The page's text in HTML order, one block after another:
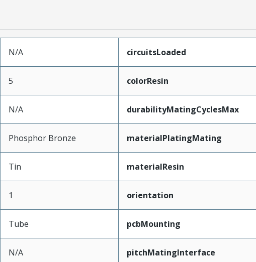
N/A circuitsLoaded
5 colorResin
N/A durabilityMatingCyclesMax
Phosphor Bronze materialPlatingMating
Tin materialResin
1 orientation
Tube pcbMounting
N/A pitchMatingInterface